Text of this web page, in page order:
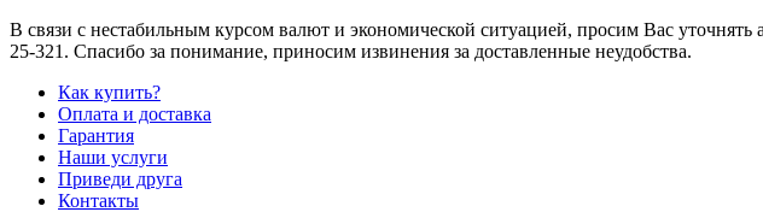
В связи с нестабильным курсом валют и экономической ситуацией, просим Вас
25-321 . Спасибо за понимание, приносим извинения за доставленные неудобства.
Как купить?
Оплата и доставка
Гарантия
Наши услуги
Приведи друга
Контакты